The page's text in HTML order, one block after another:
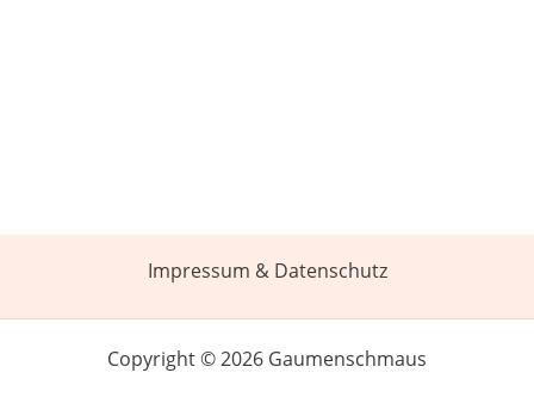
Impressum & Datenschutz
Copyright © 2026 Gaumenschmaus